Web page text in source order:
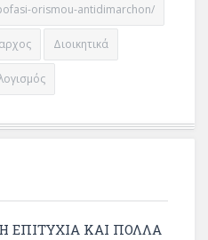
orismou-antidimarchon/
Διοικητικά
ΕΠΙΤΥΧΊΑ ΚΑΙ ΠΟΛΛΆ